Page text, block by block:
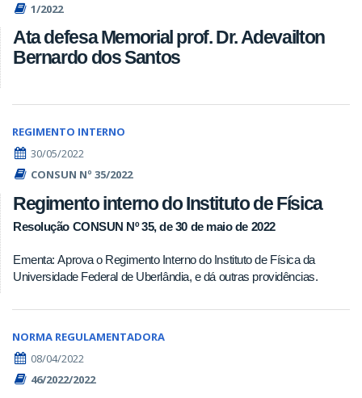
1/2022
Ata defesa Memorial prof. Dr. Adevailton
Bernardo dos Santos
REGIMENTO INTERNO
30/05/2022
CONSUN Nº 35/2022
Regimento interno do Instituto de Física
Resolução CONSUN Nº 35, de 30 de maio de 2022
Ementa: Aprova o Regimento Interno do Instituto de Física da
Universidade Federal de Uberlândia, e dá outras providências.
NORMA REGULAMENTADORA
08/04/2022
46/2022/2022